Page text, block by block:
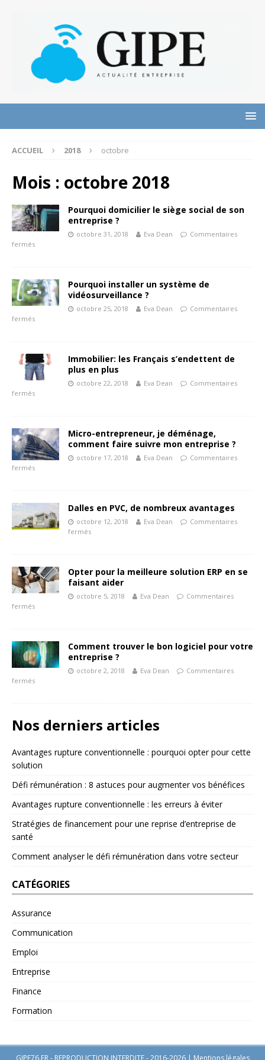
ACCUEIL 2018 octobre
Mois : octobre 2018
Pourquoi domicilier le siège social de son
entreprise ?
octobre 31, 2018 Eva Dean
Commentaires
fermés
Pourquoi installer un système de
vidéosurveillance ?
octobre 25, 2018 Eva Dean
Commentaires
fermés
Immobilier: les Français s’endettent de
plus en plus
octobre 22, 2018 Eva Dean
Commentaires
fermés
Micro-entrepreneur, je déménage,
comment faire suivre mon entreprise ?
octobre 17, 2018 Eva Dean
Commentaires
fermés
Dalles en PVC, de nombreux avantages
octobre 12, 2018 Eva Dean
Commentaires
fermés
Opter pour la meilleure solution ERP en se
faisant aider
octobre 5, 2018 Eva Dean
Commentaires
fermés
Comment trouver le bon logiciel pour votre
entreprise ?
octobre 2, 2018 Eva Dean
Commentaires
fermés
Nos derniers articles
Avantages rupture conventionnelle : pourquoi opter pour cette
solution
Défi rémunération : 8 astuces pour augmenter vos bénéfices
Avantages rupture conventionnelle : les erreurs à éviter
Stratégies de financement pour une reprise d’entreprise de
santé
Comment analyser le défi rémunération dans votre secteur
CATÉGORIES
Assurance
Communication
Emploi
Entreprise
Finance
Formation